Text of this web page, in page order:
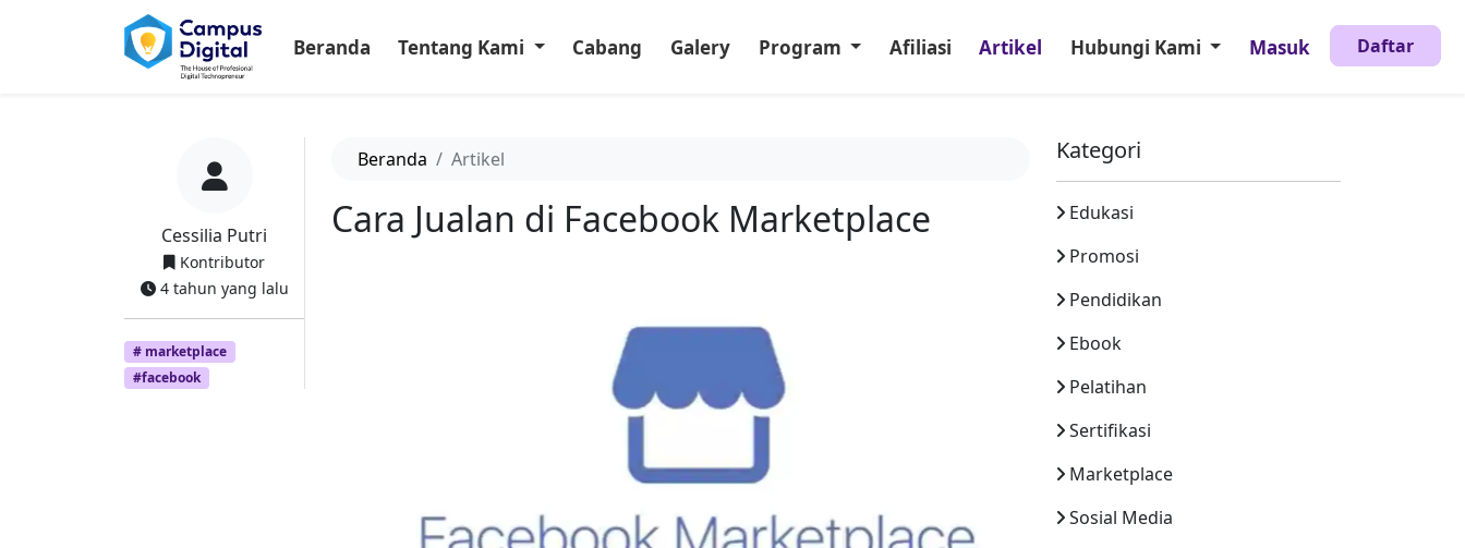
Beranda Tentang Kami Cabang Galery Program Afiliasi Artikel Hubungi Kami Masuk Daftar
Cessilia Putri
Kontributor
4 tahun yang lalu
# marketplace
#facebook
Beranda Artikel
Cara Jualan di Facebook Marketplace
Kategori
Edukasi
Promosi
Pendidikan
Ebook
Pelatihan
Sertifikasi
Marketplace
Sosial Media